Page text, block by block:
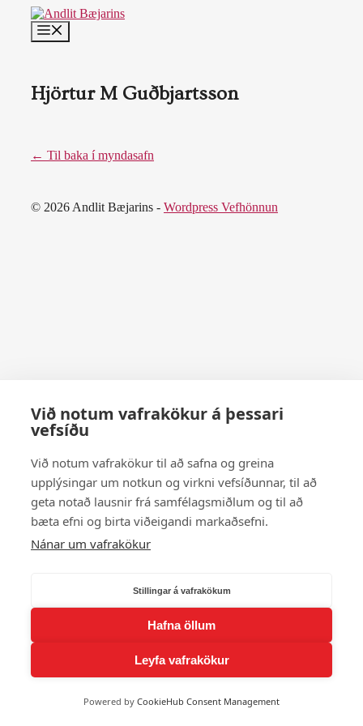
content
Hjörtur M Guðbjartsson
← Til baka í myndasafn
© 2026 Andlit Bæjarins - Wordpress Vefhönnun
Við notum vafrakökur á þessari
vefsíðu
Við notum vafrakökur til að safna og greina
upplýsingar um notkun og virkni vefsíðunnar, til að
geta notað lausnir frá samfélagsmiðlum og til að
bæta efni og birta viðeigandi markaðsefni.
Nánar um vafrakökur
Stillingar á vafrakökum
Hafna öllum
Leyfa vafrakökur
Powered by CookieHub Consent Management